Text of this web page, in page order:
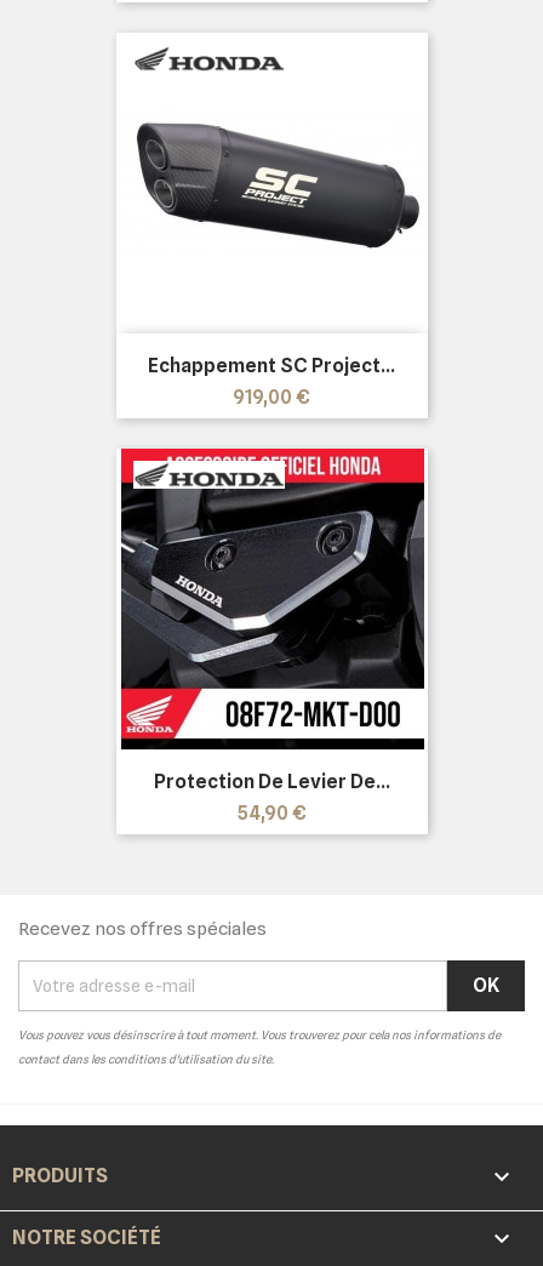
Echappement SC Project...
Prix
919,00 €
Protection De Levier De...
Prix
54,90 €
Recevez nos offres spéciales
Vous pouvez vous désinscrire à tout moment. Vous trouverez pour cela nos informations de
contact dans les conditions d'utilisation du site.
PRODUITS 
NOTRE SOCIÉTÉ 